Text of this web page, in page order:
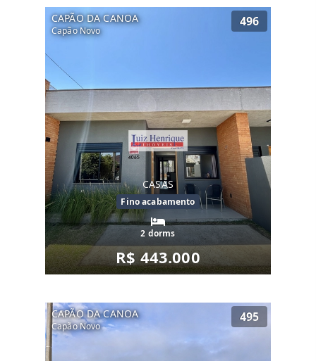
CAPÃO DA CANOA
Capão Novo
496
CASAS
Fino acabamento
2 dorms
R$ 443.000
CAPÃO DA CANOA
Capão Novo
495